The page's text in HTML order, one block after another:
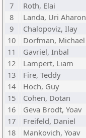
7
Roth, Elai
8
Landa, Uri Aharon
9
Chalopoviz, Ilay
10
Dorfman, Michael
11
Gavriel, Inbal
12
Lampert, Liam
13
Fire, Teddy
14
Hoch, Guy
15
Cohen, Dotan
16
Geva Brodt, Yoav
17
Freifeld, Daniel
18
Mankovich, Yoav